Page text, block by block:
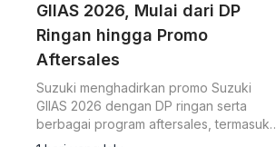
GIIAS 2026, Mulai dari DP
Ringan hingga Promo
Aftersales
Suzuki menghadirkan promo Suzuki
GIIAS 2026 dengan DP ringan serta
berbagai program aftersales, termasuk
diskon suku cadang dan voucher selama